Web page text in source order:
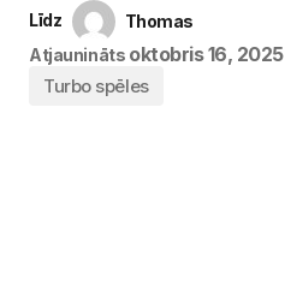
Līdz
Thomas
Atjaunināts oktobris 16, 2025
Turbo spēles